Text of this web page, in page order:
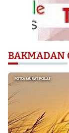
BAKMADAN